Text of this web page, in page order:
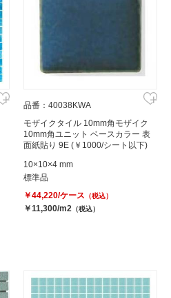
品番：40038KWA
モザイクタイル 10mm角モザイク
10mm角ユニット ベースカラー 表
面紙貼り 9E (￥1000/シート以下)
10×10×4 mm
標準品
￥44,220/ケース （税込）
￥11,300/m2 （税込）